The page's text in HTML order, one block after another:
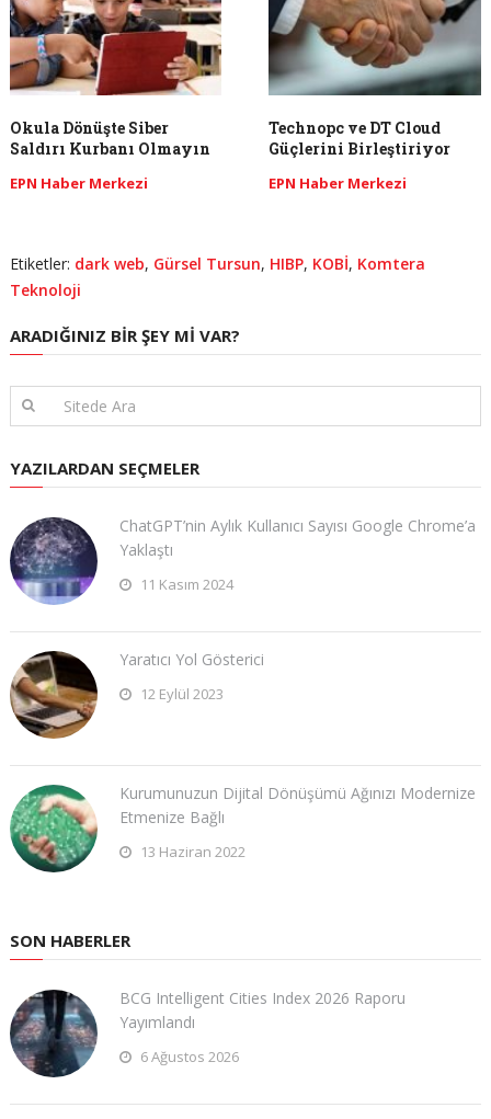
Okula Dönüşte Siber
Saldırı Kurbanı Olmayın
EPN Haber Merkezi
Technopc ve DT Cloud
Güçlerini Birleştiriyor
EPN Haber Merkezi
Etiketler: dark web, Gürsel Tursun, HIBP, KOBİ, Komtera
Teknoloji
ARADIĞINIZ BIR ŞEY MI VAR?
YAZILARDAN SEÇMELER
ChatGPT’nin Aylık Kullanıcı Sayısı Google Chrome’a
Yaklaştı
11 Kasım 2024
Yaratıcı Yol Gösterici
12 Eylül 2023
Kurumunuzun Dijital Dönüşümü Ağınızı Modernize
Etmenize Bağlı
13 Haziran 2022
SON HABERLER
BCG Intelligent Cities Index 2026 Raporu
Yayımlandı
6 Ağustos 2026